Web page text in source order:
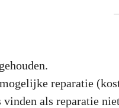
reparatie
als reparatie